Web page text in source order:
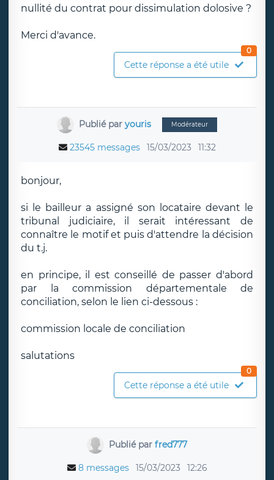
nullité du contrat pour dissimulation dolosive ?
Merci d'avance.
Cette réponse a été utile
0
Publié par youris Modérateur
23545 messages 15/03/2023 11:32
bonjour,
si le bailleur a assigné son locataire devant le
tribunal judiciaire, il serait intéressant de
connaître le motif et puis d'attendre la décision
du t.j.
en principe, il est conseillé de passer d'abord
par la commission départementale de
conciliation, selon le lien ci-dessous :
commission locale de conciliation
salutations
Cette réponse a été utile
0
Publié par fred777
8 messages 15/03/2023 12:26